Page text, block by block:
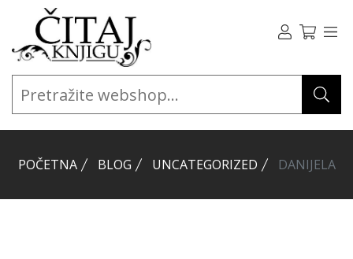
POČETNA BLOG UNCATEGORIZED DANIJELA